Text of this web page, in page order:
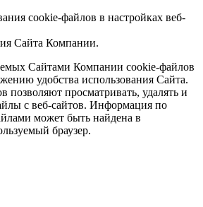
cookie-файлов в настройках веб-
Сайта Компании.
Сайтами Компании cookie-файлов
удобства использования Сайта.
позволяют просматривать, удалять и
c веб-сайтов. Информация по
может быть найдена в
браузер.